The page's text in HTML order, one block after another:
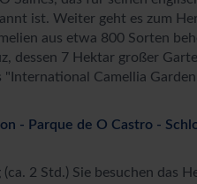
ist. Weiter geht es zum
aus etwa 800 Sorten
dessen 7 Hektar großer
"International Camellia
- Parque de O Castro -
2 Std.) Sie besuchen das